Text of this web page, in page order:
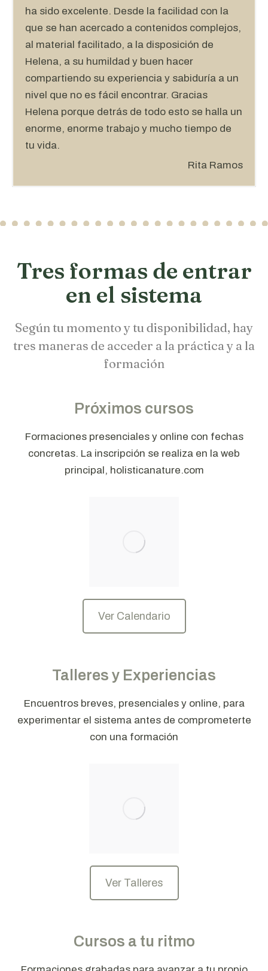
ha sido excelente. Desde la facilidad con la
que se han acercado a contenidos complejos,
al material facilitado, a la disposición de
Helena, a su humildad y buen hacer
compartiendo su experiencia y sabiduría a un
nivel que no es fácil encontrar. Gracias
Helena porque detrás de todo esto se halla un
enorme, enorme trabajo y mucho tiempo de
tu vida.
Rita Ramos
Tres formas de entrar
en el sistema
Según tu momento y tu disponibilidad, hay
tres maneras de acceder a la práctica y a la
formación
Próximos cursos
Formaciones presenciales y online con fechas
concretas. La inscripción se realiza en la web
principal, holisticanature.com
Ver Calendario
Talleres y Experiencias
Encuentros breves, presenciales y online, para
experimentar el sistema antes de comprometerte
con una formación
Ver Talleres
Cursos a tu ritmo